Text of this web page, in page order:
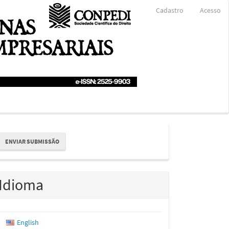
Cadastro Acesso
ENVIAR SUBMISSÃO
Idioma
English